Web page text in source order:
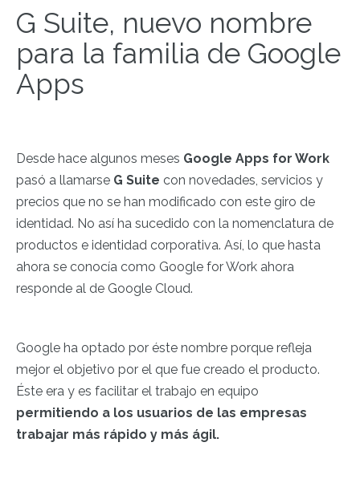
G Suite, nuevo nombre
para la familia de Google
Apps
Desde hace algunos meses Google Apps for Work
pasó a llamarse G Suite con novedades, servicios y
precios que no se han modificado con este giro de
identidad. No así ha sucedido con la nomenclatura de
productos e identidad corporativa. Así, lo que hasta
ahora se conocía como Google for Work ahora
responde al de Google Cloud.
Google ha optado por éste nombre porque refleja
mejor el objetivo por el que fue creado el producto.
Éste era y es facilitar el trabajo en equipo
permitiendo a los usuarios de las empresas
trabajar más rápido y más ágil.